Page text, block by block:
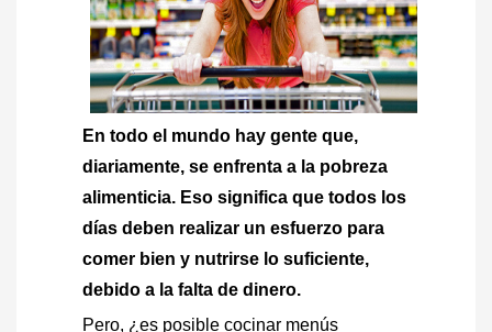
En todo el mundo hay gente que,
diariamente, se enfrenta a la pobreza
alimenticia. Eso significa que todos los
días deben realizar un esfuerzo para
comer bien y nutrirse lo suficiente,
debido a la falta de dinero.
Pero, ¿es posible cocinar menús